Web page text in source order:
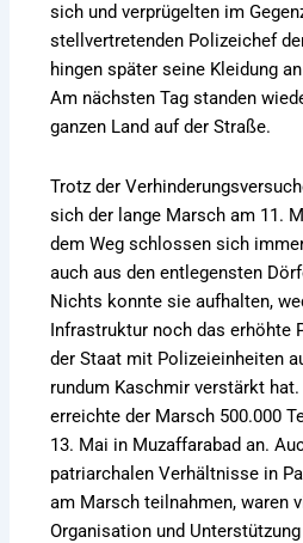
sich und verprügelten im
stellvertretenden Polizeichef
hingen später seine Kleidung
Am nächsten Tag standen
ganzen Land auf der Straße.
Trotz der
sich der lange Marsch am 11.
dem Weg schlossen sich
auch aus den entlegensten
Nichts konnte sie aufhalten,
Infrastruktur noch das erhöhte
der Staat mit Polizeieinheiten
rundum Kaschmir verstärkt
erreichte der Marsch 500.000
13. Mai in Muzaffarabad an.
patriarchalen Verhältnisse in
am Marsch teilnahmen, waren
Organisation und